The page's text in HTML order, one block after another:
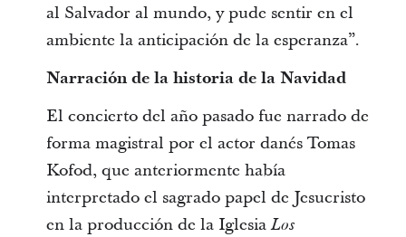
al Salvador al mundo, y pude sentir en el
ambiente la anticipación de la esperanza”.
Narración de la historia de la Navidad
El concierto del año pasado fue narrado de
forma magistral por el actor danés Tomas
Kofod, que anteriormente había
interpretado el sagrado papel de Jesucristo
en la producción de la IglesiaLos